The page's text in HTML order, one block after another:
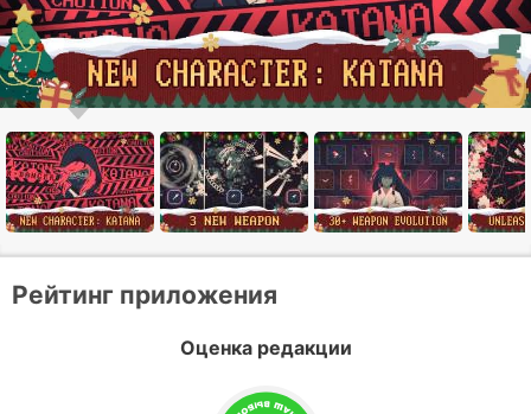
Рейтинг приложения
Оценка редакции